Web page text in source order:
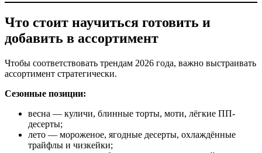
Что стоит научиться готовить и
добавить в ассортимент
Чтобы соответствовать трендам 2026 года, важно выстраивать
ассортимент стратегически.
Сезонные позиции:
весна — куличи, блинные торты, моти, лёгкие ПП-
десерты;
лето — мороженое, ягодные десерты, охлаждённые
трайфлы и чизкейки;